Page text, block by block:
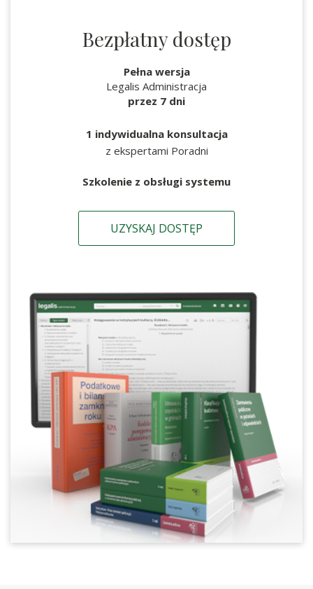
Bezpłatny dostęp
Pełna wersja
Legalis Administracja
przez 7 dni
1 indywidualna konsultacja
z ekspertami Poradni
Szkolenie z obsługi systemu
UZYSKAJ DOSTĘP